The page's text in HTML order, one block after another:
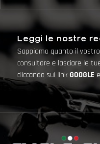
Leggi le nostre
Sappiamo quanto il
consultare e lasciare le
cliccando sui linkGOOGLE e